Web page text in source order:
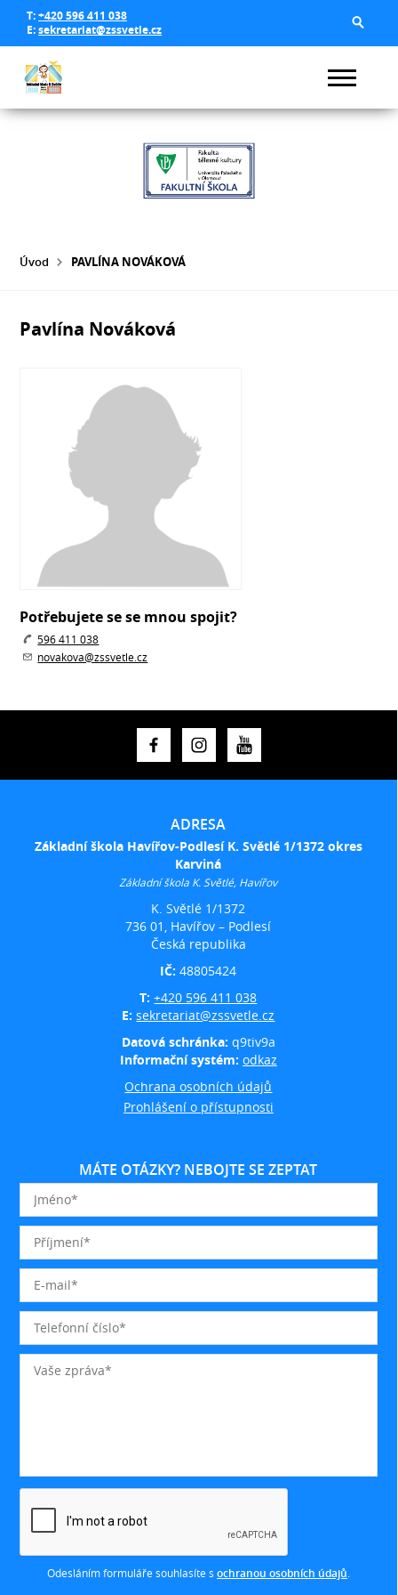
T:+420 596 411 038
E:sekretariat@zssvetle.cz
Úvod PAVLÍNA NOVÁKOVÁ
Pavlína Nováková
Potřebujete se se mnou spojit?
596 411 038
novakova@zssvetle.cz
ADRESA
Základní škola Havířov-Podlesí K. Světlé 1/1372 okres
Karviná
Základní škola K. Světlé, Havířov
K. Světlé 1/1372
736 01, Havířov – Podlesí
Česká republika
IČ:48805424
T:+420 596 411 038
E:sekretariat@zssvetle.cz
Datová schránka: q9tiv9a
Informační systém: odkaz
Ochrana osobních údajů
Prohlášení o přístupnosti
MÁTE OTÁZKY? NEBOJTE SE ZEPTAT
Odesláním formuláře souhlasíte s ochranou osobních údajů